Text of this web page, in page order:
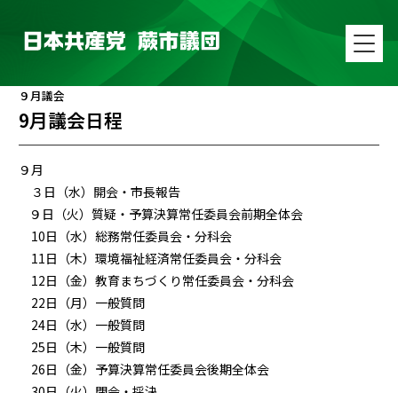
９月議会
9月議会日程
９月
３日（水）開会・市長報告
９日（火）質疑・予算決算常任委員会前期全体会
10日（水）総務常任委員会・分科会
11日（木）環境福祉経済常任委員会・分科会
12日（金）教育まちづくり常任委員会・分科会
22日（月）一般質問
24日（水）一般質問
25日（木）一般質問
26日（金）予算決算常任委員会後期全体会